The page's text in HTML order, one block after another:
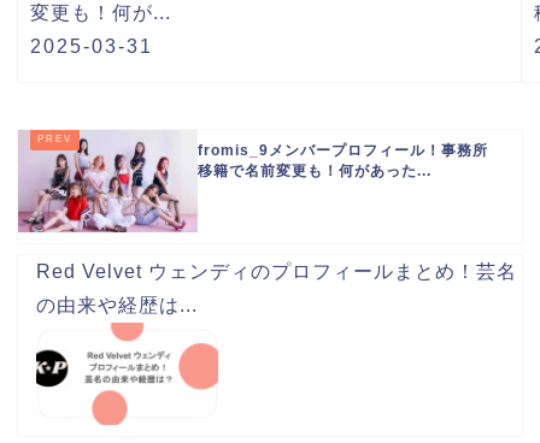
変更も！何が...
2025-03-31
fromis_9メンバープロフィール！事務所
移籍で名前変更も！何があった...
Red Velvet ウェンディのプロフィールまとめ！芸名
の由来や経歴は...